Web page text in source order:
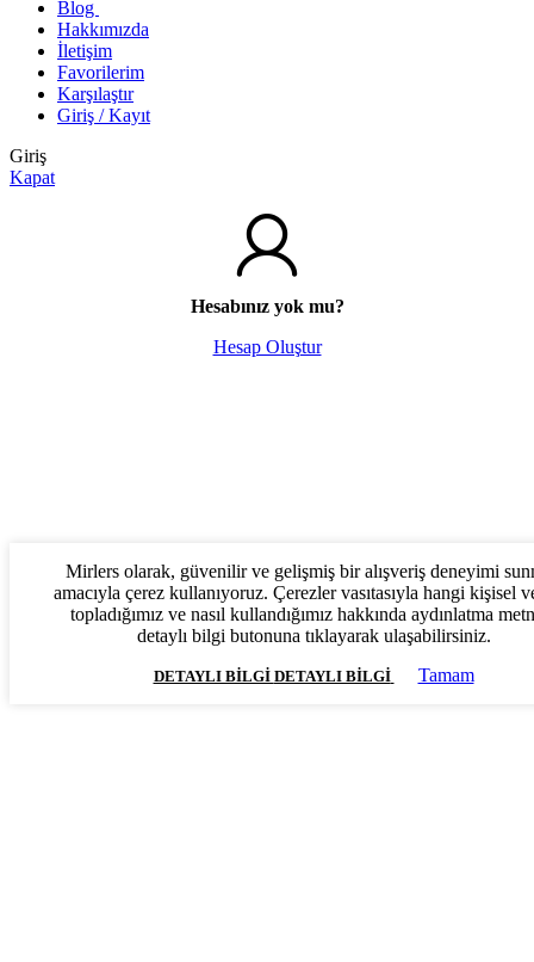
Blog
Hakkımızda
İletişim
Favorilerim
Karşılaştır
Giriş / Kayıt
Giriş
Kapat
Hesabınız yok mu?
Hesap Oluştur
Mirlers olarak, güvenilir ve gelişmiş bir alışveriş deneyimi
amacıyla çerez kullanıyoruz. Çerezler vasıtasıyla hangi kişisel
topladığımız ve nasıl kullandığımız hakkında aydınlatma
detaylı bilgi butonuna tıklayarak ulaşabilirsiniz.
DETAYLI BILGI DETAYLI BILGI Tamam